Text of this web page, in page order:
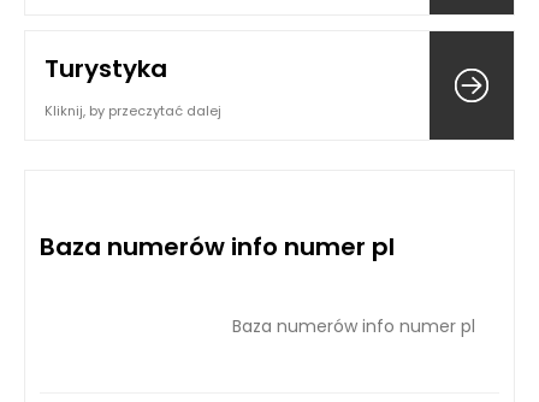
Turystyka
Kliknij, by przeczytać dalej
Baza numerów info numer pl
Baza numerów info numer pl